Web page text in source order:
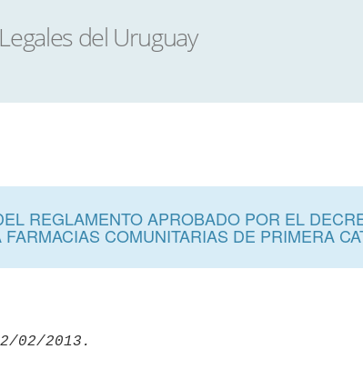
REGLAMENTO APROBADO POR EL
COMUNITARIAS DE PRIMERA